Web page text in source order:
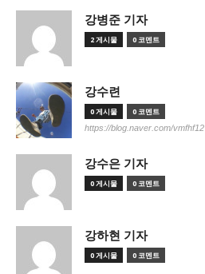
강병준 기자
2 게시물 0 코멘트
강수련
0 게시물 0 코멘트
https://blog.naver.com/vmfhf12
강수은 기자
0 게시물 0 코멘트
강하현 기자
0 게시물 0 코멘트